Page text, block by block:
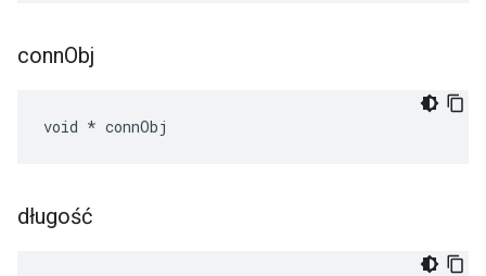
connObj
void * connObj
długość